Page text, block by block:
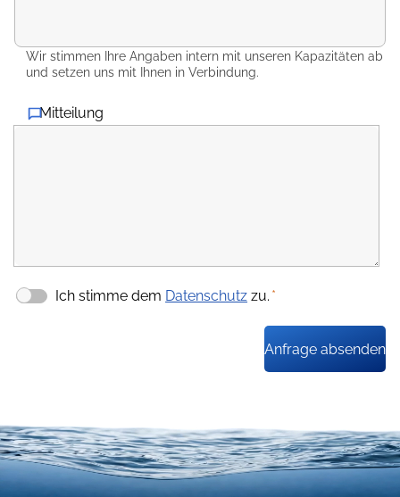
Wir stimmen Ihre Angaben intern mit unseren Kapazitäten ab
und setzen uns mit Ihnen in Verbindung.
Mitteilung
Ich stimme dem Datenschutz zu. *
Anfrage absenden